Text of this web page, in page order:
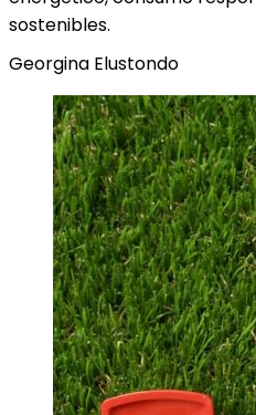
sostenibles.
Georgina Elustondo